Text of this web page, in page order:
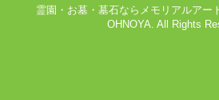
霊園・お墓・墓石ならメモリアルアー
OHNOYA. All Rights